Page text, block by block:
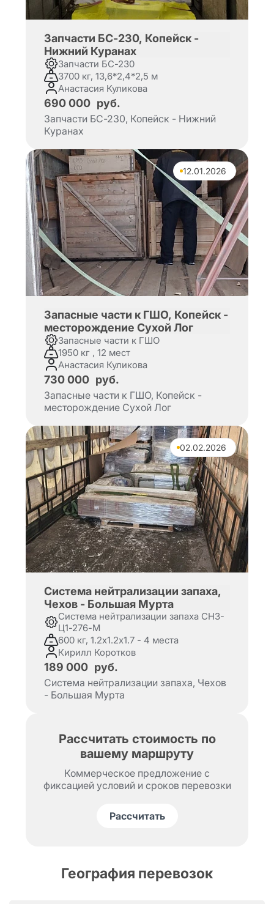
Запчасти БС-230, Копейск -
Нижний Куранах
Запчасти БС-230
3700 кг, 13,6*2,4*2,5 м
Анастасия Куликова
690 000 руб.
Запчасти БС-230, Копейск - Нижний
Куранах
12.01.2026
Запасные части к ГШО, Копейск -
месторождение Сухой Лог
Запасные части к ГШО
1950 кг , 12 мест
Анастасия Куликова
730 000 руб.
Запасные части к ГШО, Копейск -
месторождение Сухой Лог
02.02.2026
Система нейтрализации запаха,
Чехов - Большая Мурта
Система нейтрализации запаха СНЗ-
Ц1-276-М
600 кг, 1.2х1.2х1.7 - 4 места
Кирилл Коротков
189 000 руб.
Система нейтрализации запаха, Чехов
- Большая Мурта
Рассчитать стоимость по
вашему маршруту
Коммерческое предложение с
фиксацией условий и сроков перевозки
Рассчитать
География перевозок